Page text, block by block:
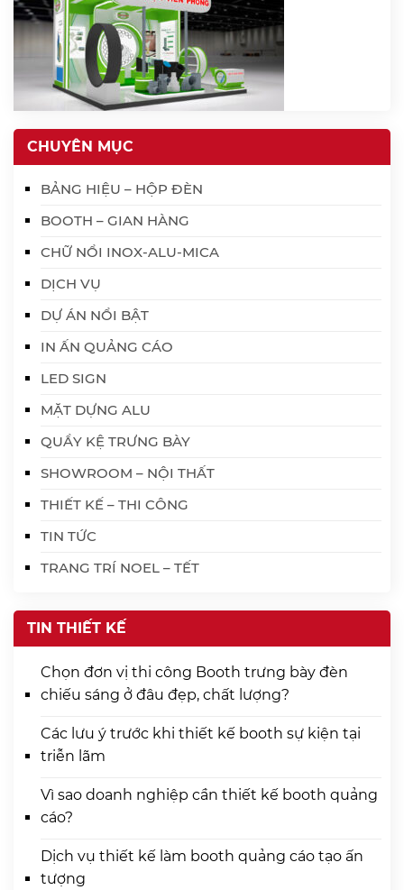
CHUYÊN MỤC
BẢNG HIỆU – HỘP ĐÈN
BOOTH – GIAN HÀNG
CHỮ NỔI INOX-ALU-MICA
DỊCH VỤ
DỰ ÁN NỔI BẬT
IN ẤN QUẢNG CÁO
LED SIGN
MẶT DỰNG ALU
QUẦY KỆ TRƯNG BÀY
SHOWROOM – NỘI THẤT
THIẾT KẾ – THI CÔNG
TIN TỨC
TRANG TRÍ NOEL – TẾT
TIN THIẾT KẾ
Chọn đơn vị thi công Booth trưng bày đèn
chiếu sáng ở đâu đẹp, chất lượng?
Các lưu ý trước khi thiết kế booth sự kiện tại
triễn lãm
Vì sao doanh nghiệp cần thiết kế booth quảng
cáo?
Dịch vụ thiết kế làm booth quảng cáo tạo ấn
tượng